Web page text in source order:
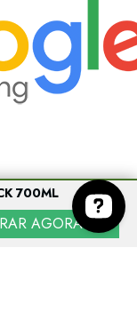
700ML
AGORA